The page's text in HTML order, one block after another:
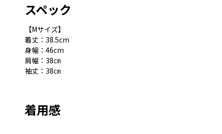
スペック
【Mサイズ】
着丈：38.5cm
身幅：46cm
肩幅：38㎝
袖丈：38㎝
着用感